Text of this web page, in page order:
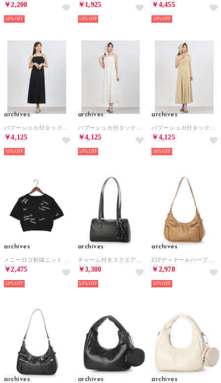
￥2,200
50%
￥1,925
50%
￥4,455
50%
archives
￥4,125
50%
archives
￥4,125
50%
archives
￥4,125
50%
archives
￥2,475
50%
archives
￥3,300
50%
archives
￥2,970
50%
archives archives archives